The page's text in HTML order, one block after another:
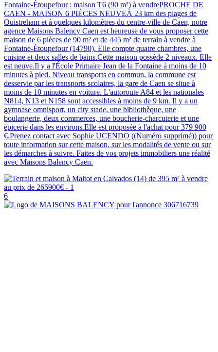
Fontaine-Étoupefour : maison T6 (90 m²) à vendrePROCHE DE
CAEN - MAISON 6 PIÈCES NEUVEÀ 23 km des plages de
Ouistreham et à quelques kilomètres du centre-ville de Caen, notre
agence Maisons Balency Caen est heureuse de vous proposer cette
maison de 6 pièces de 90 m² et de 445 m² de terrain à vendre à
Fontaine-Étoupefour (14790). Elle compte quatre chambres, une
cuisine et deux salles de bains.Cette maison possède 2 niveaux. Elle
est neuve.Il y a l'École Primaire Jean de la Fontaine à moins de 10
minutes à pied. Niveau transports en commun, la commune est
desservie par les transports scolaires, la gare de Caen se situe à
moins de 10 minutes en voiture. L'autoroute A84 et les nationales
N814, N13 et N158 sont accessibles à moins de 9 km. Il y a un
gymnase omnisport, un city stade, une bibliothèque, une
boulangerie, deux commerces, une boucherie-charcuterie et une
épicerie dans les environs.Elle est proposée à l'achat pour 379 900
€.Prenez contact avec Sophie UCENDO ((Numéro supprimé)) pour
toute information sur cette maison, sur les modalités de vente ou sur
les démarches à suivre. Faites de vos projets immobiliers une réalité
avec Maisons Balency Caen.
6